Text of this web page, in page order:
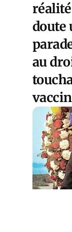
doute
au